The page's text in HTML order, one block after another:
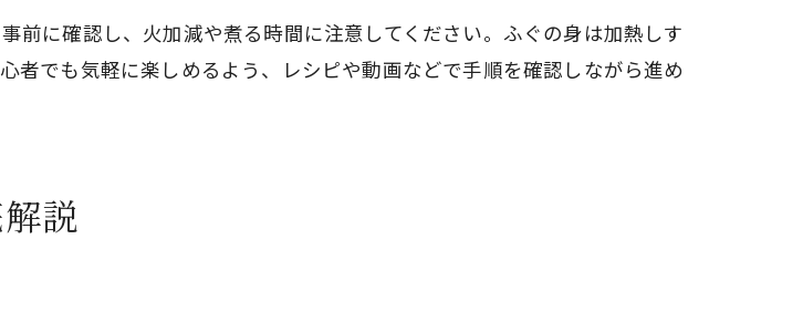
前に確認し、火加減や煮る時間に注意してください。ふぐの身は加熱しす
者でも気軽に楽しめるよう、レシピや動画などで手順を確認しながら進め
説